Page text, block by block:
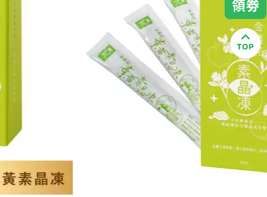
醫材用品
成人照護
美容／個人清潔
名人嚴選
紅利點數查詢
購物金查詢
優惠券領取